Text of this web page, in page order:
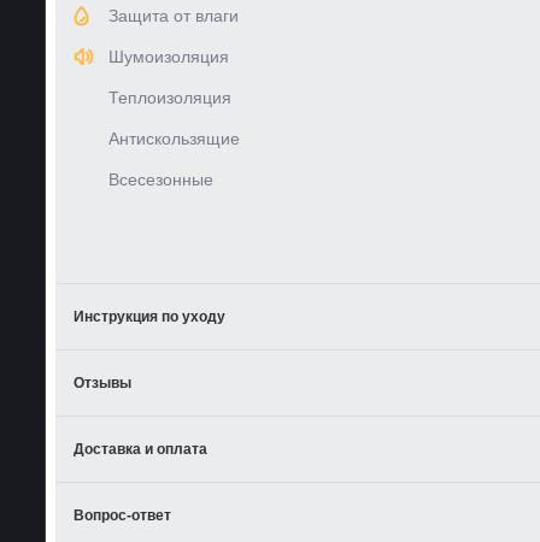
Защита от влаги
Шумоизоляция
Теплоизоляция
Антискользящие
Всесезонные
Инструкция по уходу
Отзывы
Доставка и оплата
Вопрос-ответ